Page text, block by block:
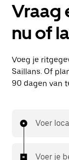
Vraag
nu of
Voeg je
Saillans. Of
90 dagen van
Voer
Voer je